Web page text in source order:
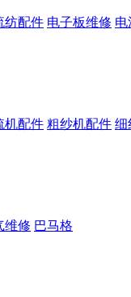
纺配件 电子板维修 电
机配件 粗纱机配件 细
维修 巴马格